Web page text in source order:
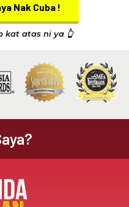
Nak Cuba !
kat atas ni ya 👆